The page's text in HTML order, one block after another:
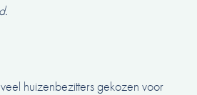
huizenbezitters gekozen voor